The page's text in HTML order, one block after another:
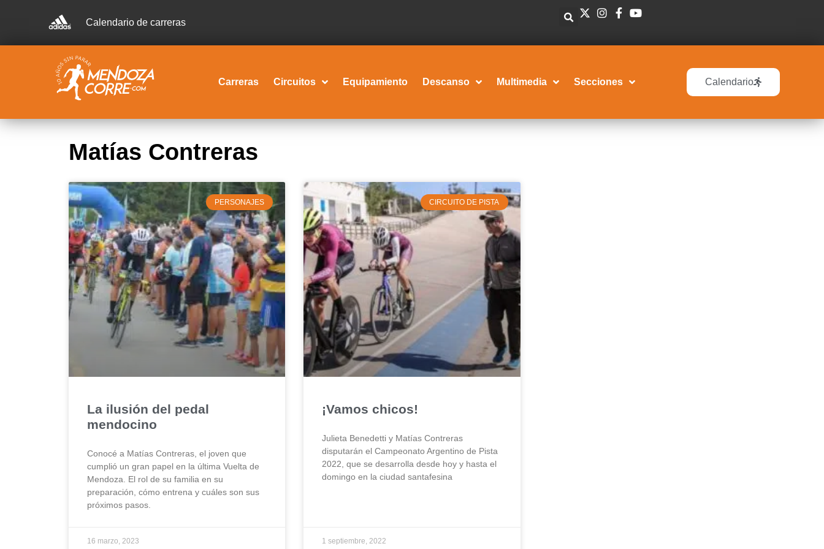
Calendario de carreras
Carreras Circuitos Equipamiento Descanso Multimedia Secciones Calendario
Matías Contreras
PERSONAJES
La ilusión del pedal
mendocino
Conocé a Matías Contreras, el joven que
cumplió un gran papel en la última Vuelta de
Mendoza. El rol de su familia en su
preparación, cómo entrena y cuáles son sus
próximos pasos.
16 marzo, 2023
CIRCUITO DE PISTA
¡Vamos chicos!
Julieta Benedetti y Matías Contreras
disputarán el Campeonato Argentino de Pista
2022, que se desarrolla desde hoy y hasta el
domingo en la ciudad santafesina
1 septiembre, 2022